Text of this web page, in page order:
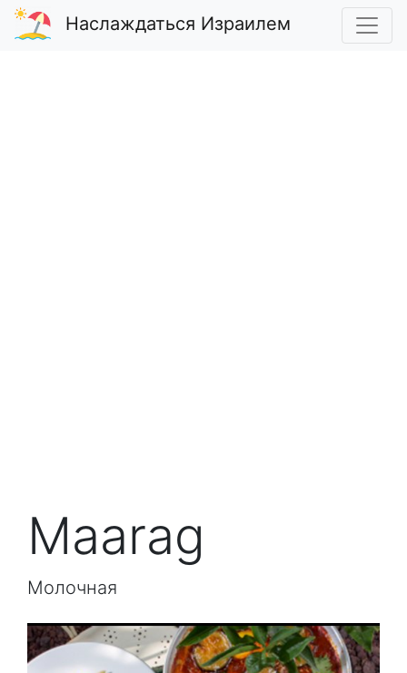
Наслаждаться Израилем
Maarag
Молочная